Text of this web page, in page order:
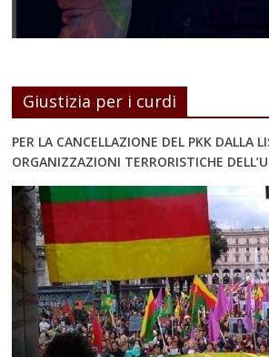
Giustizia per i curdi
PER LA CANCELLAZIONE DEL PKK DALLA
ORGANIZZAZIONI TERRORISTICHE